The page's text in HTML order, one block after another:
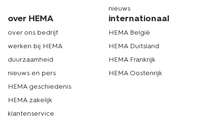
nieuws
over HEMA
over ons bedrijf
werken bij HEMA
duurzaamheid
nieuws en pers
HEMA geschiedenis
HEMA zakelijk
klantenservice
internationaal
HEMA België
HEMA Duitsland
HEMA Frankrijk
HEMA Oostenrijk